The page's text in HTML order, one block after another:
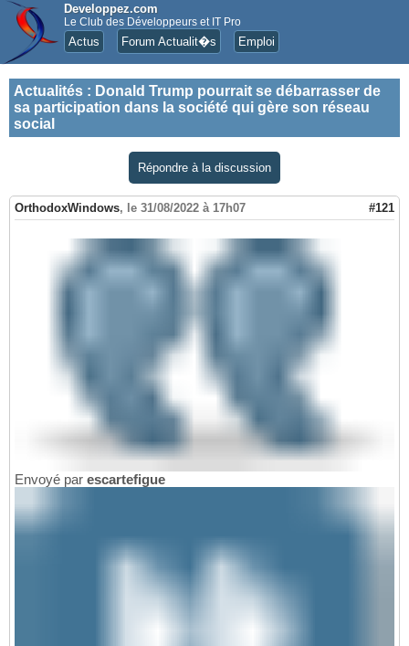
Developpez.com
Le Club des Développeurs et IT Pro
Actus Forum Actualit�s Emploi
Actualités : Donald Trump pourrait se débarrasser de
sa participation dans la société qui gère son réseau
social
Répondre à la discussion
OrthodoxWindows, le 31/08/2022 à 17h07 #121
Envoyé par escartefigue